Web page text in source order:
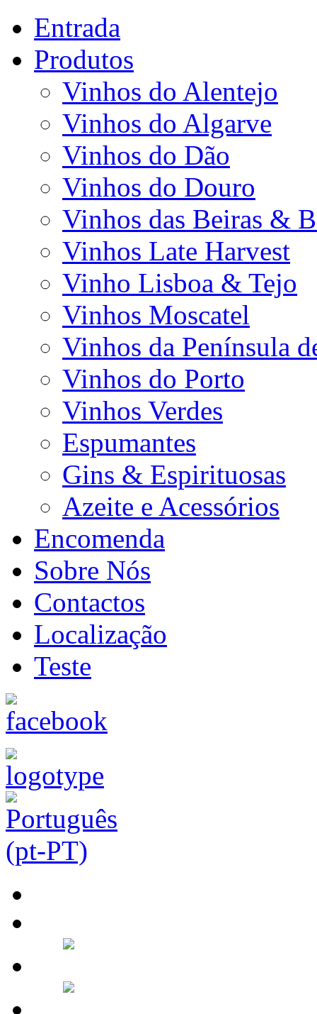
Entrada
Produtos
Vinhos do Alentejo
Vinhos do Algarve
Vinhos do Dão
Vinhos do Douro
Vinhos das Beiras &
Vinhos Late Harvest
Vinho Lisboa & Tejo
Vinhos Moscatel
Vinhos da Península
Vinhos do Porto
Vinhos Verdes
Espumantes
Gins & Espirituosas
Azeite e Acessórios
Encomenda
Sobre Nós
Contactos
Localização
Teste